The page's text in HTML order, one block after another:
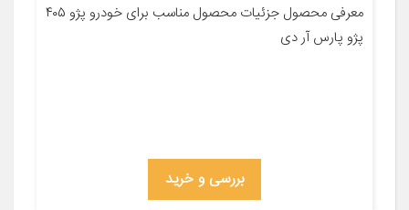
معرفی محصول جزئیات محصول مناسب برای خودرو پژو ۴۰۵
پژو پارس آر دی
بررسی و خرید